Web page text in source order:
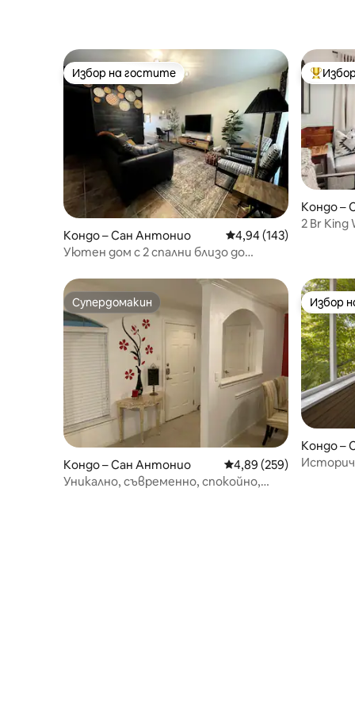
Избор на гостите
Избор на гостите
Кондо – Сан Антонио Средна оценка: 4,94
4,94 (143)
Уютен дом с 2 спални близо до
Най-
Кондо –
2 Br King
Супердомакин
Супердомакин
Кондо – Сан Антонио Средна оценка: 4,89
4,89 (259)
Уникално, съвременно, спокойно,
Избор
Избор
Кондо –